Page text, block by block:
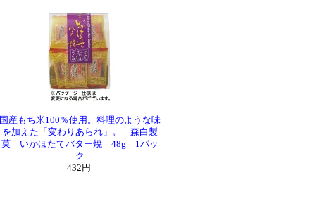
国産もち米100％使用。料理のような味
を加えた「変わりあられ」。 森白製
菓 いかほたてバター焼 48g 1パッ
ク
432円